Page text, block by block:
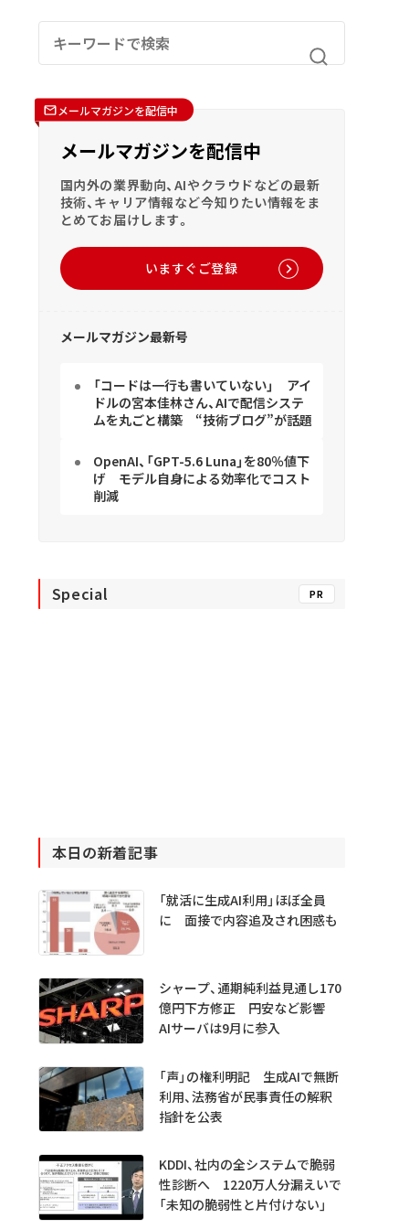
メールマガジンを配信中
メールマガジンを配信中
国内外の業界動向、AIやクラウドなどの最新
技術、キャリア情報など今知りたい情報をま
とめてお届けします。
いますぐご登録
メールマガジン最新号
「コードは一行も書いていない」 アイ
ドルの宮本佳林さん、AIで配信システ
ムを丸ごと構築 “技術ブログ”が話題
OpenAI、「GPT-5.6 Luna」を80％値下
げ モデル自身による効率化でコスト
削減
Special PR
本日の新着記事
「就活に生成AI利用」ほぼ全員
に 面接で内容追及され困惑も
シャープ、通期純利益見通し170
億円下方修正 円安など影響
AIサーバは9月に参入
「声」の権利明記 生成AIで無断
利用、法務省が民事責任の解釈
指針を公表
KDDI、社内の全システムで脆弱
性診断へ 1220万人分漏えいで
「未知の脆弱性と片付けない」